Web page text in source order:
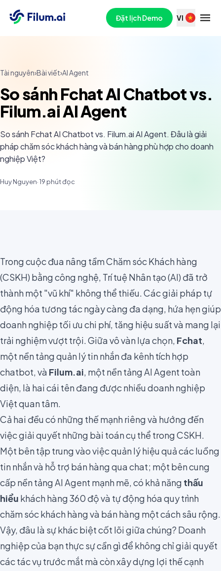
Đặt lịch Demo VI
Tài nguyên›Bài viết›AI Agent
So sánh Fchat AI Chatbot vs.
Filum.ai AI Agent
So sánh Fchat AI Chatbot vs. Filum.ai AI Agent. Đâu là giải
pháp chăm sóc khách hàng và bán hàng phù hợp cho doanh
nghiệp Việt?
Huy Nguyen·19 phút đọc
Trong cuộc đua nâng tầm Chăm sóc Khách hàng
(CSKH) bằng công nghệ, Trí tuệ Nhân tạo (AI) đã trở
thành một "vũ khí" không thể thiếu. Các giải pháp tự
động hóa tương tác ngày càng đa dạng, hứa hẹn giúp
doanh nghiệp tối ưu chi phí, tăng hiệu suất và mang lại
trải nghiệm vượt trội. Giữa vô vàn lựa chọn, Fchat,
một nền tảng quản lý tin nhắn đa kênh tích hợp
chatbot, và Filum.ai, một nền tảng AI Agent toàn
diện, là hai cái tên đang được nhiều doanh nghiệp
Việt quan tâm.
Cả hai đều có những thế mạnh riêng và hướng đến
việc giải quyết những bài toán cụ thể trong CSKH.
Một bên tập trung vào việc quản lý hiệu quả các luồng
tin nhắn và hỗ trợ bán hàng qua chat; một bên cung
cấp nền tảng AI Agent mạnh mẽ, có khả năng thấu
hiểu khách hàng 360 độ và tự động hóa quy trình
chăm sóc khách hàng và bán hàng một cách sâu rộng.
Vậy, đâu là sự khác biệt cốt lõi giữa chúng? Doanh
nghiệp của bạn thực sự cần gì để không chỉ giải quyết
các tác vụ trước mắt mà còn xây dựng lợi thế cạnh